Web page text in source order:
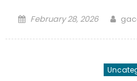
Posted
February 28, 2026